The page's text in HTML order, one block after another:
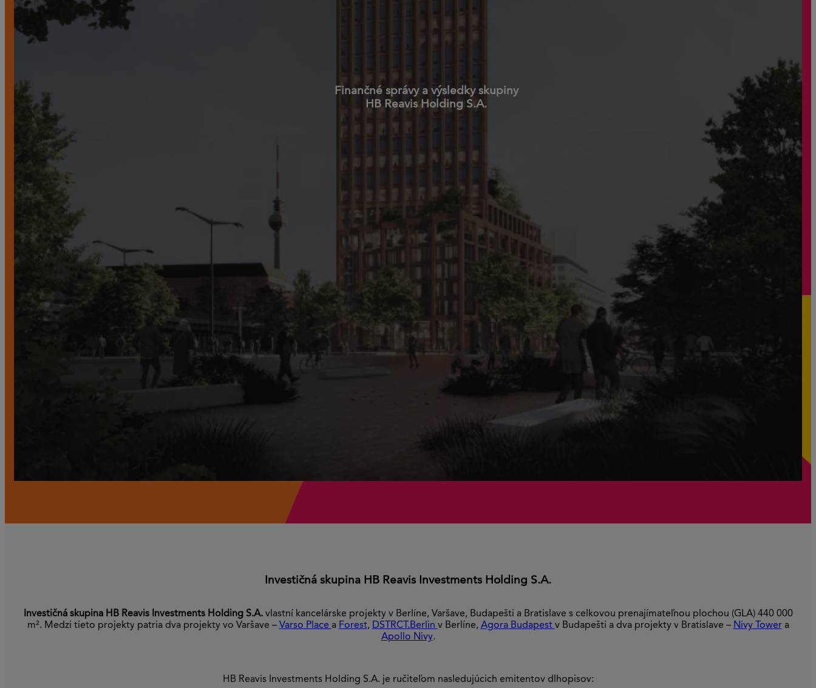
Finančné správy a výsledky skupiny
HB Reavis Holding S.A.
Investičná skupina HB Reavis Investments Holding S.A.
Investičná skupina HB Reavis Investments Holding S.A.vlastní kancelárske projekty v Berlíne, Varšave, Budapešti a Bratislave s celkovou prenajímateľnou plochou (GLA) 440 000
m². Medzi tieto projekty patria dva projekty vo Varšave – Varso Place a Forest, DSTRCT.Berlin v Berlíne, Agora Budapest v Budapešti a dva projekty v Bratislave – Nivy Towera
Apollo Nivy.
HB Reavis Investments Holding S.A. je ručiteľom nasledujúcich emitentov dlhopisov: